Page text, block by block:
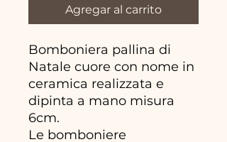
Agregar al carrito
Bomboniera pallina di
Natale cuore con nome in
ceramica realizzata e
dipinta a mano misura
6cm.
Le bomboniere